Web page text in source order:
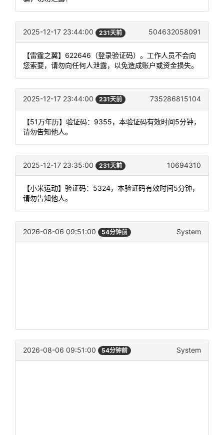
2025-12-17 23:44:00 231天前 504632058091
【雷霆之翼】622646（登录验证码）。工作人员不会向
您索要，请勿向任何人泄露，以免造成账户或资金损失。
2025-12-17 23:44:00 231天前 735286815104
【51万年历】验证码：9355，本验证码有效时间5分钟，
请勿告知他人。
2025-12-17 23:35:00 231天前 10694310
【小米运动】验证码：5324，本验证码有效时间5分钟，
请勿告知他人。
2026-08-06 09:51:00 54分钟前 System
2026-08-06 09:51:00 54分钟前 System